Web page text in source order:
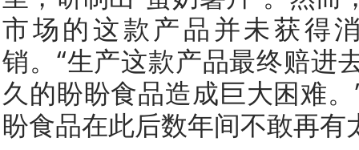
市场的这款产品并未获得
销。“生产这款产品最终赔进
久的盼盼食品造成巨大困难
盼食品在此后数年间不敢再有